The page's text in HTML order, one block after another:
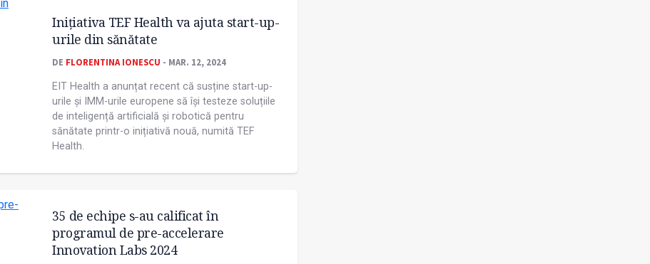
Inițiativa TEF Health va ajuta start-up-
urile din sănătate
DE FLORENTINA IONESCU - MAR. 12, 2024
EIT Health a anunțat recent că susține start-up-
urile și IMM-urile europene să își testeze soluțiile
de inteligență artificială și robotică pentru
sănătate printr-o inițiativă nouă, numită TEF
Health.
35 de echipe s-au calificat în
programul de pre-accelerare
Innovation Labs 2024